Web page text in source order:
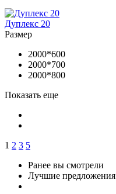
Дуплекс 20
Размер
2000*600
2000*700
2000*800
Показать еще
1 2 3 5
Ранее вы смотрели
Лучшие предложения